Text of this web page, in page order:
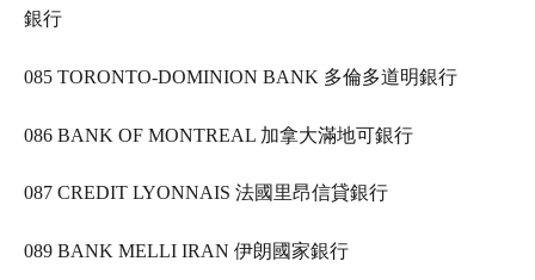
銀行
085 TORONTO-DOMINION BANK 多倫多道明銀行
086 BANK OF MONTREAL 加拿大滿地可銀行
087 CREDIT LYONNAIS 法國里昂信貸銀行
089 BANK MELLI IRAN 伊朗國家銀行